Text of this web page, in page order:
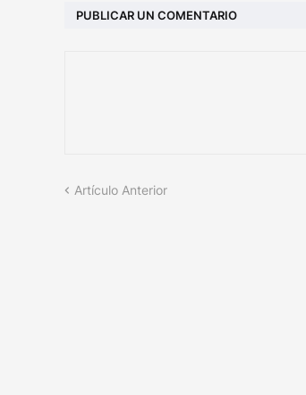
PUBLICAR UN COMENTARIO
Artículo Anterior